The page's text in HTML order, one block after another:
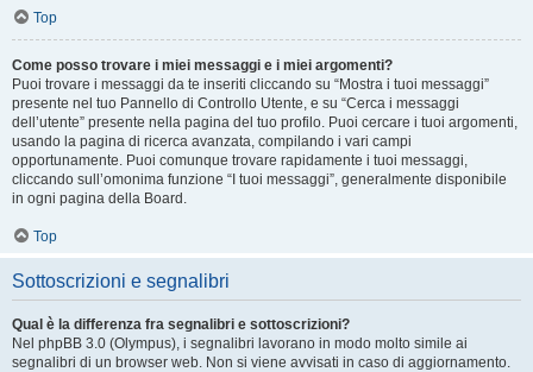
Top
Come posso trovare i miei messaggi e i miei argomenti?
Puoi trovare i messaggi da te inseriti cliccando su “Mostra i tuoi messaggi”
presente nel tuo Pannello di Controllo Utente, e su “Cerca i messaggi
dell’utente” presente nella pagina del tuo profilo. Puoi cercare i tuoi argomenti,
usando la pagina di ricerca avanzata, compilando i vari campi
opportunamente. Puoi comunque trovare rapidamente i tuoi messaggi,
cliccando sull’omonima funzione “I tuoi messaggi”, generalmente disponibile
in ogni pagina della Board.
Top
Sottoscrizioni e segnalibri
Qual è la differenza fra segnalibri e sottoscrizioni?
Nel phpBB 3.0 (Olympus), i segnalibri lavorano in modo molto simile ai
segnalibri di un browser web. Non si viene avvisati in caso di aggiornamento.